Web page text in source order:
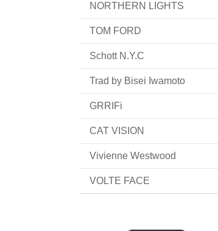
NORTHERN LIGHTS
TOM FORD
Schott N.Y.C
Trad by Bisei Iwamoto
GRRIFi
CAT VISION
Vivienne Westwood
VOLTE FACE